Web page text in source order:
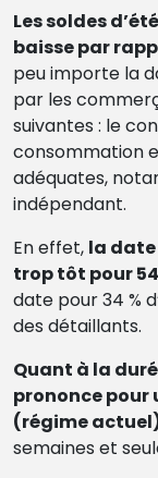
Les soldes
baisse par
peu importe la
par les
suivantes : le
consommation
adéquates,
indépendant.
En effet, la date
trop tôt pour
date pour 34 %
des détaillants.
Quant à la
prononce pour
(régime
semaines et